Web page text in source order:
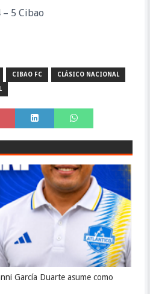
5 Cibao
CIBAO FC CLÁSICO NACIONAL
García Duarte asume como